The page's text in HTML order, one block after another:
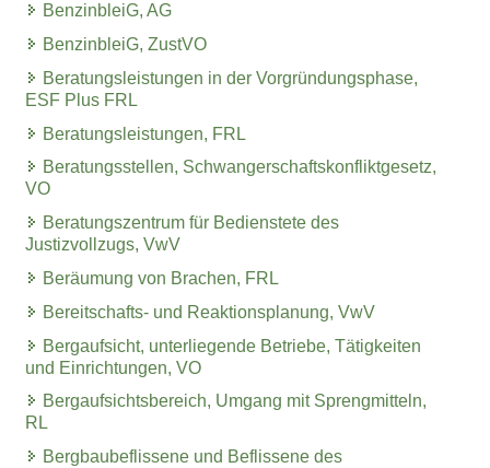
BenzinbleiG, AG
BenzinbleiG, ZustVO
Beratungsleistungen in der Vorgründungsphase,
ESF Plus FRL
Beratungsleistungen, FRL
Beratungsstellen, Schwangerschaftskonfliktgesetz,
VO
Beratungszentrum für Bedienstete des
Justizvollzugs, VwV
Beräumung von Brachen, FRL
Bereitschafts- und Reaktionsplanung, VwV
Bergaufsicht, unterliegende Betriebe, Tätigkeiten
und Einrichtungen, VO
Bergaufsichtsbereich, Umgang mit Sprengmitteln,
RL
Bergbaubeflissene und Beflissene des